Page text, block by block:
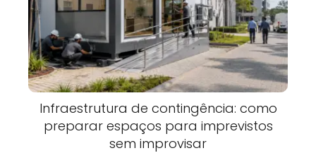
Infraestrutura de contingência: como
preparar espaços para imprevistos
sem improvisar